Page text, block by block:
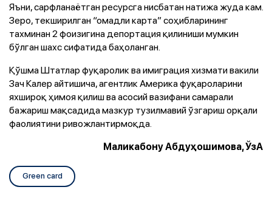
Яъни, сарфланаётган ресурсга нисбатан натижа жуда кам.
Зеро, текширилган “омадли карта” соҳибларининг
тахминан 2 фоизигина депортация қилиниши мумкин
бўлган шахс сифатида баҳоланган.
Қўшма Штатлар фуқаролик ва имиграция хизмати вакили
Зач Калер айтишича, агентлик Америка фуқароларини
яхшироқ ҳимоя қилиш ва асосий вазифани самарали
бажариш мақсадида мазкур тузилмавий ўзгариш орқали
фаолиятини ривожлантирмоқда.
Маликабону Абдуҳошимова, ЎзА
Green card